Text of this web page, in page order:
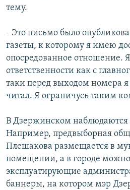
тему.
- Это письмо было
газеты, к которому я имею
опосредованное отношение.
ответственности как с
таки перед выходом номера я
читал. Я ограничусь таким
В Дзержинском наблюдаются
Например, предвыборная
Плешакова размещается в
помещении, а в городе
эксплуатирующие
баннеры, на котором мэр